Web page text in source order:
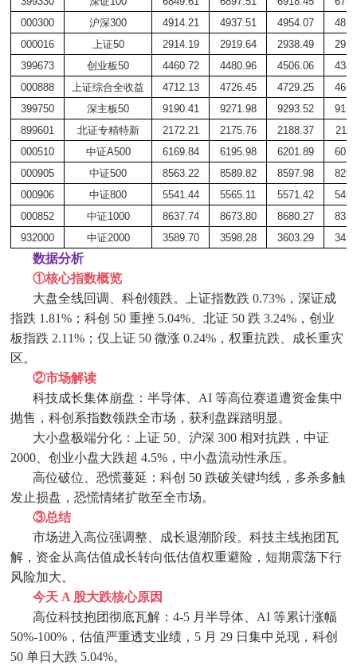
000300
沪深300 4914.21 4937.51 4954.07
000016
上证50 2914.19 2919.64 2938.49
399673
创业板50 4460.72 4480.96 4506.06
000888
上证综合全收益 4712.13 4726.45 4729.25
399750
深主板50 9190.41 9271.98 9293.52
899601
北证专精特新 2172.21 2175.76 2188.37
000510
中证A500 6169.84 6195.98 6201.89
000905
中证500 8563.22 8589.82 8597.98
000906
中证800 5541.44 5565.11 5571.42
000852
中证1000 8637.74 8673.80 8680.27
932000
中证2000 3589.70 3598.28 3603.29
数据分析
①核心指数概览
大盘全线回调、科创领跌。上证指数跌 0.73%，深证成
指跌 1.81%；科创 50 重挫 5.04%、北证 50 跌 3.24%，创业
板指跌 2.11%；仅上证 50 微涨 0.24%，权重抗跌、成长重灾
区。
②市场解读
科技成长集体崩盘：半导体、 AI 等高位赛道遭资金集中
抛售，科创系指数领跌全市场，获利盘踩踏明显。
大小盘极端分化：上证 50、沪深 300 相对抗跌，中证
2000、创业小盘大跌超 4.5%，中小盘流动性承压。
高位破位、恐慌蔓延：科创 50 跌破关键均线，多杀多触
发止损盘，恐慌情绪扩散至全市场。
③总结
市场进入高位强调整、成长退潮阶段。科技主线抱团瓦
解，资金从高估值成长转向低估值权重避险，短期震荡下行
风险加大。
今天 A 股大跌核心原因
高位科技抱团彻底瓦解：4-5 月半导体、AI 等累计涨幅
50%-100%，估值严重透支业绩，5 月 29 日集中兑现，科创
50 单日大跌 5.04%。